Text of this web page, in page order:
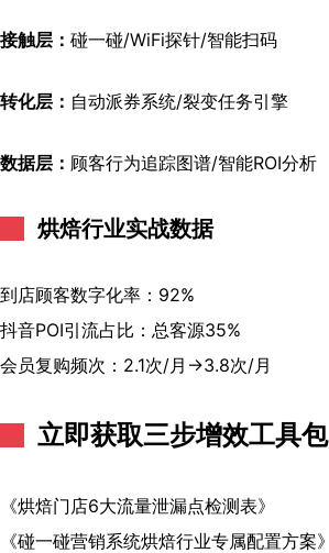
接触层： 碰一碰/WiFi探针/智能扫码
转化层： 自动派券系统/裂变任务引擎
数据层： 顾客行为追踪图谱/智能ROI分析
烘焙行业实战数据
到店顾客数字化率：92%
抖音POI引流占比：总客源35%
会员复购频次：2.1次/月→3.8次/月
立即获取三步增效工具包
《烘焙门店6大流量泄漏点检测表》
《碰一碰营销系统烘焙行业专属配置方案》